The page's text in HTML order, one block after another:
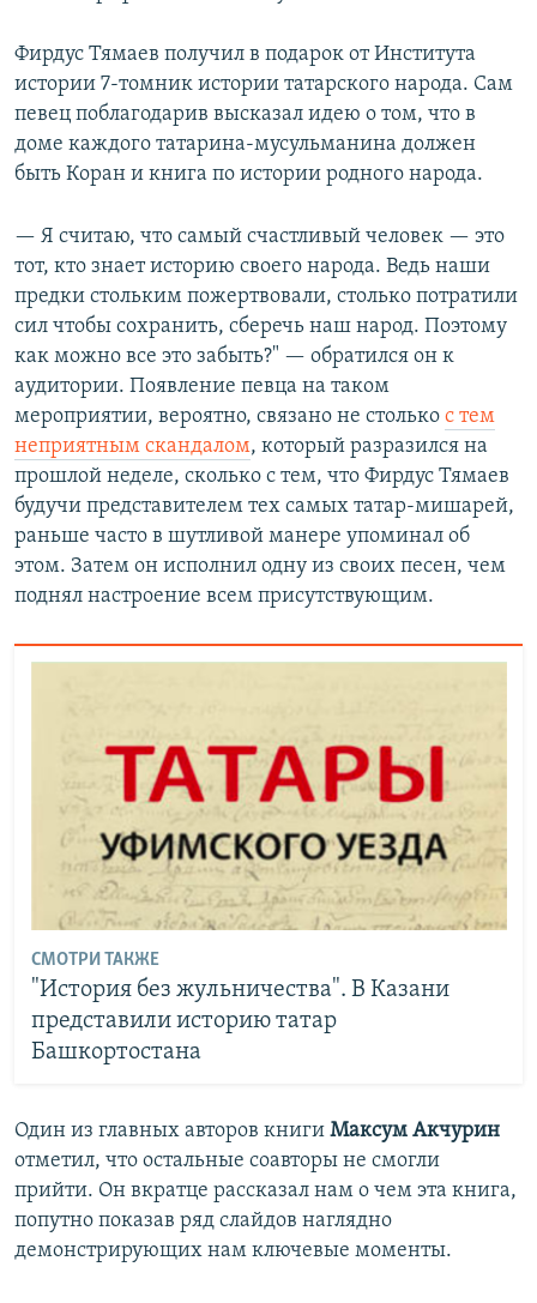
Фирдус Тямаев получил в подарок от Института
истории 7-томник истории татарского народа. Сам
певец поблагодарив высказал идею о том, что в
доме каждого татарина-мусульманина должен
быть Коран и книга по истории родного народа.
— Я считаю, что самый счастливый человек — это
тот, кто знает историю своего народа. Ведь наши
предки стольким пожертвовали, столько потратили
сил чтобы сохранить, сберечь наш народ. Поэтому
как можно все это забыть?" — обратился он к
аудитории. Появление певца на таком
мероприятии, вероятно, связано не столько с тем
неприятным скандалом, который разразился на
прошлой неделе, сколько с тем, что Фирдус Тямаев
будучи представителем тех самых татар-мишарей,
раньше часто в шутливой манере упоминал об
этом. Затем он исполнил одну из своих песен, чем
поднял настроение всем присутствующим.
СМОТРИ ТАКЖЕ
"История без жульничества". В Казани
представили историю татар
Башкортостана
Один из главных авторов книги Максум Акчурин
отметил, что остальные соавторы не смогли
прийти. Он вкратце рассказал нам о чем эта книга,
попутно показав ряд слайдов наглядно
демонстрирующих нам ключевые моменты.